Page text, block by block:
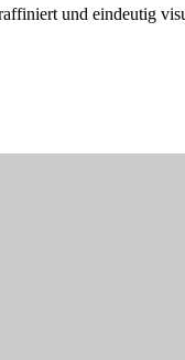
und eindeutig